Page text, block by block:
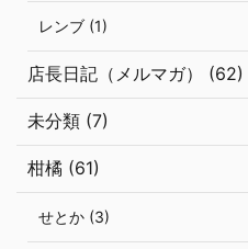
レンブ (1)
店長日記（メルマガ） (62)
未分類 (7)
柑橘 (61)
せとか (3)